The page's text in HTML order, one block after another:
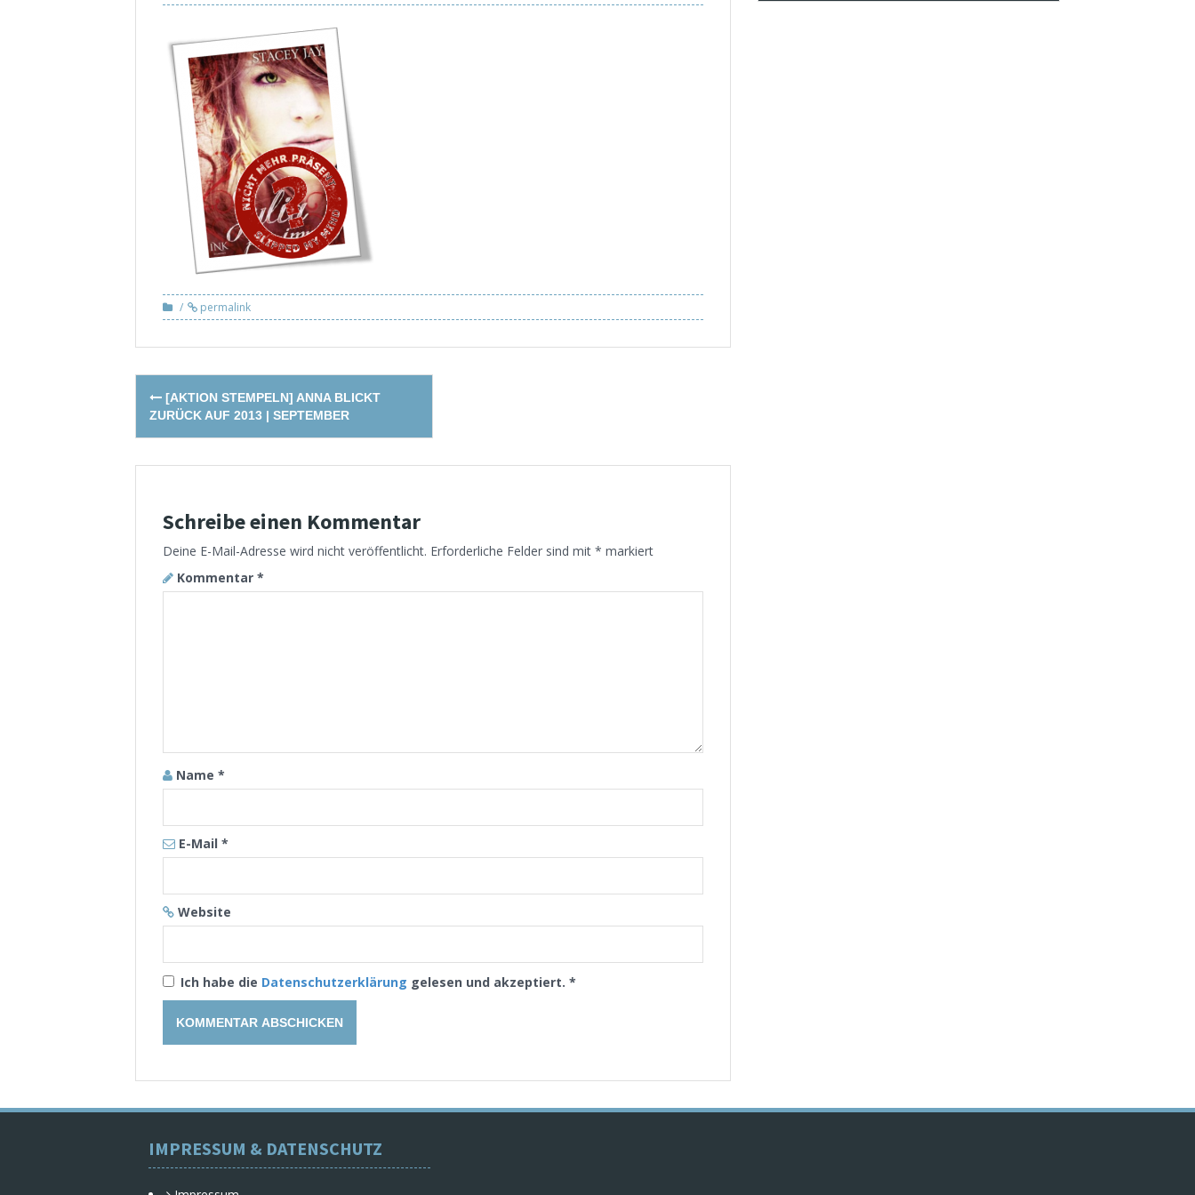
permalink
Post
navigation
[AKTION STEMPELN] ANNA BLICKT
ZURÜCK AUF 2013 | SEPTEMBER
Schreibe einen Kommentar
Deine E-Mail-Adresse wird nicht veröffentlicht. Erforderliche Felder sind mit * markiert
Kommentar *
Name *
E-Mail *
Website
Ich habe die Datenschutzerklärung gelesen und akzeptiert. *
IMPRESSUM & DATENSCHUTZ